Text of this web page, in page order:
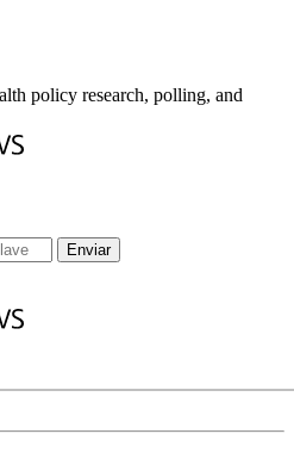
policy research, polling, and